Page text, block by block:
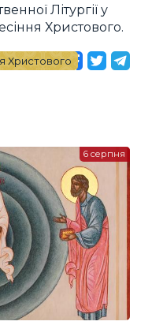
Літургії у
Христового.
Христового
6 серпня